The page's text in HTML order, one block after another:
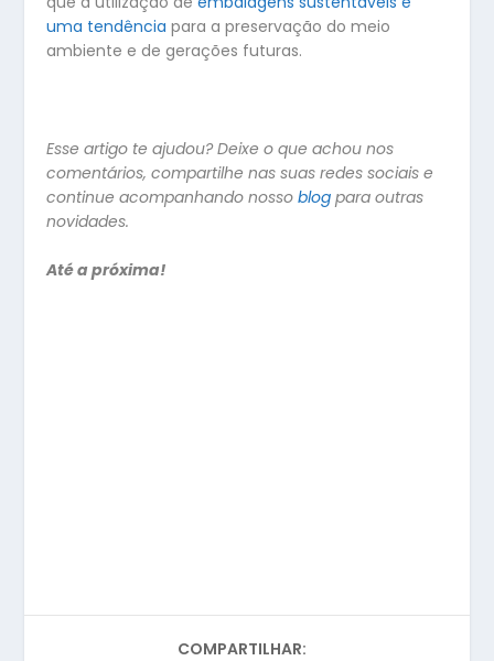
uma tendência para a preservação do meio
ambiente e de gerações futuras.
Esse artigo te ajudou? Deixe o que achou nos
comentários, compartilhe nas suas redes sociais e
continue acompanhando nossoblog para outras
novidades.
Até a próxima!
COMPARTILHAR: